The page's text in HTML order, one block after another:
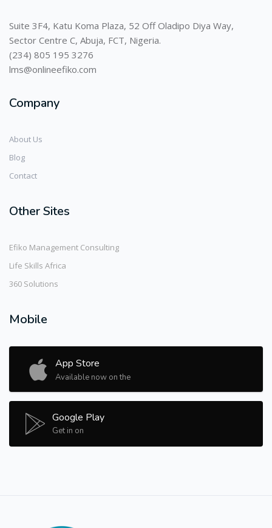
Suite 3F4, Katu Koma Plaza, 52 Off Oladipo Diya Way,
Sector Centre C, Abuja, FCT, Nigeria.
(234) 805 195 3276
lms@onlineefiko.com
Company
About Us
Blog
Contact
Other Sites
Efiko Management Consulting
Life Skills Africa
360 Solutions
Mobile
App Store
Available now on the
Google Play
Get in on